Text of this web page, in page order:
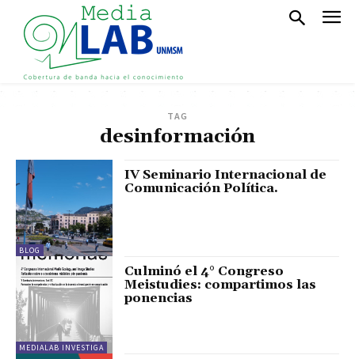
TAG
desinformación
BLOG
IV Seminario Internacional de
Comunicación Política.
MEDIALAB INVESTIGA
Culminó el 4° Congreso
Meistudies: compartimos las
ponencias